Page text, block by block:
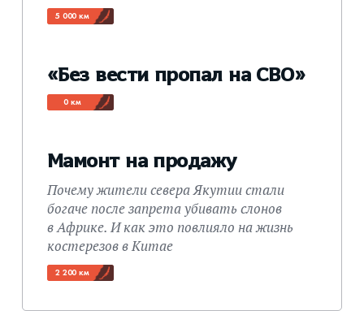
5 000 км
«Без вести пропал на СВО»
0 км
Мамонт на продажу
Почему жители севера Якутии стали
богаче после запрета убивать слонов
в Африке. И как это повлияло на жизнь
костерезов в Китае
2 200 км